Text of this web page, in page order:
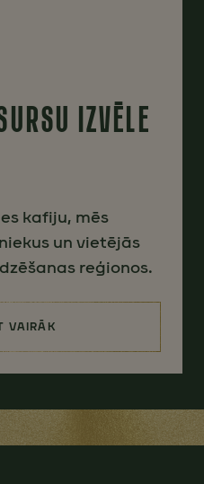
IZVĒLE
kafiju, mēs
un vietējās
reģionos.
VAIRĀK